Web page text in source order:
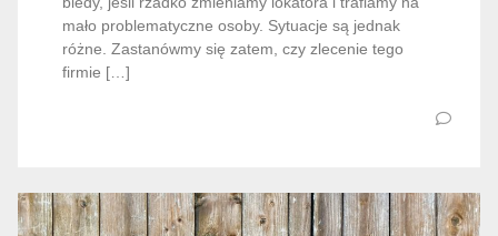
mało problematyczne osoby. Sytuacje są jednak
różne. Zastanówmy się zatem, czy zlecenie tego
firmie […]